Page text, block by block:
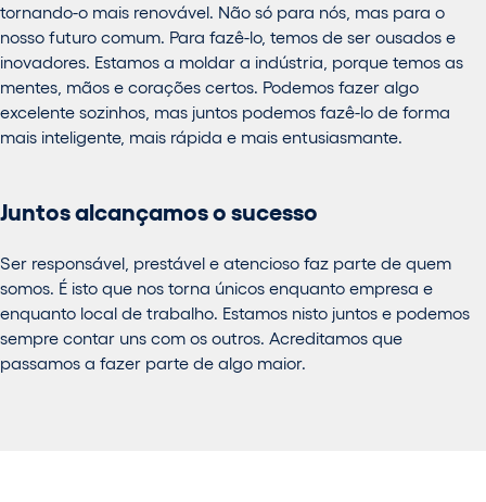
tornando-o mais renovável. Não só para nós, mas para o
nosso futuro comum. Para fazê-lo, temos de ser ousados e
inovadores. Estamos a moldar a indústria, porque temos as
mentes, mãos e corações certos. Podemos fazer algo
excelente sozinhos, mas juntos podemos fazê-lo de forma
mais inteligente, mais rápida e mais entusiasmante.
Juntos alcançamos o sucesso
Ser responsável, prestável e atencioso faz parte de quem
somos. É isto que nos torna únicos enquanto empresa e
enquanto local de trabalho. Estamos nisto juntos e podemos
sempre contar uns com os outros. Acreditamos que
passamos a fazer parte de algo maior.